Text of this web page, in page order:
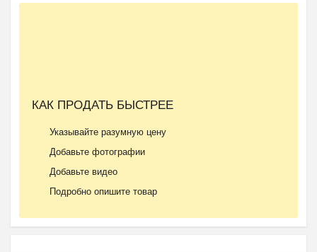
КАК ПРОДАТЬ БЫСТРЕЕ
Указывайте разумную цену
Добавьте фотографии
Добавьте видео
Подробно опишите товар